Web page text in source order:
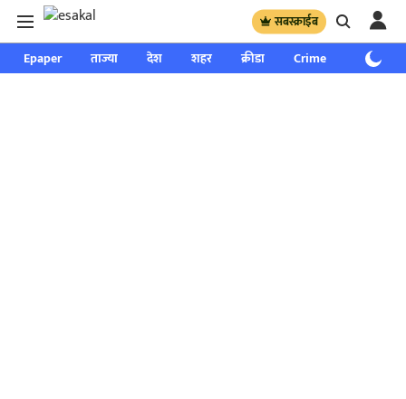
सबस्क्राईब
Epaper ताज्या देश शहर क्रीडा Crime साप्ताहिक